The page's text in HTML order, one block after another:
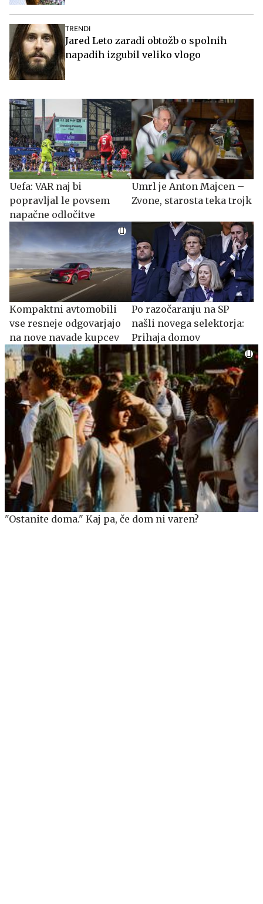
TRENDI
Jared Leto zaradi obtožb o spolnih
napadih izgubil veliko vlogo
Uefa: VAR naj bi
popravljal le povsem
napačne odločitve
Umrl je Anton Majcen –
Zvone, starosta teka trojk
Kompaktni avtomobili
vse resneje odgovarjajo
na nove navade kupcev
Po razočaranju na SP
našli novega selektorja:
Prihaja domov
"Ostanite doma." Kaj pa, če dom ni varen?